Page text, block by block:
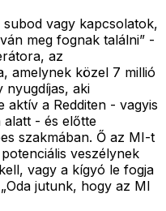
vagy kapcsolatok,
meg fognak találni” -
az
amelynek közel 7 millió
nyugdíjas, aki
aktív a Redditen - vagyis
alatt - és előtte
szakmában. Ő az MI-t
veszélynek
vagy a kígyó le fogja
jutunk, hogy az MI